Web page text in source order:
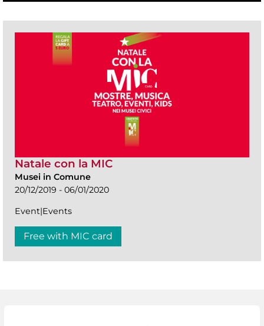
Natale con la MIC
Musei in Comune
20/12/2019 - 06/01/2020
Event|Events
Free with MIC card